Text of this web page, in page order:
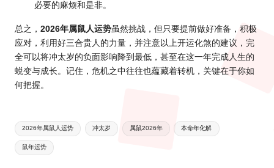
必要的麻烦和是非。
总之， 2026年属鼠人运势虽然挑战，但只要提前做好准备，积极
应对，利用好三合贵人的力量，并注意以上开运化煞的建议，完
全可以将冲太岁的负面影响降到最低，甚至在这一年完成人生的
蜕变与成长。记住，危机之中往往也蕴藏着转机，关键在于你如
何把握。
Tags:
2026年属鼠人运势 冲太岁 属鼠2026年 本命年化解
鼠年运势